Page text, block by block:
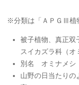
※分類は「ＡＰＧⅢ植
被子植物、真正双
スイカズラ科（オ
別名 オミナメシ
山野の日当たりの